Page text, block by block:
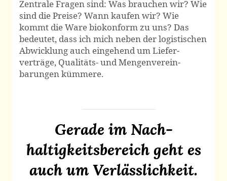
Zentrale Fragen sind: Was brauchen wir? Wie
sind die Preise? Wann kaufen wir? Wie
kommt die Ware biokonform zu uns? Das
bedeutet, dass ich mich neben der logistischen
Abwicklung auch eingehend um Liefer­
verträge, Qualitäts- und Mengen­verein­
barungen kümmere.
Gerade im Nach­
haltigkeits­bereich geht es
auch um Verlässlichkeit.